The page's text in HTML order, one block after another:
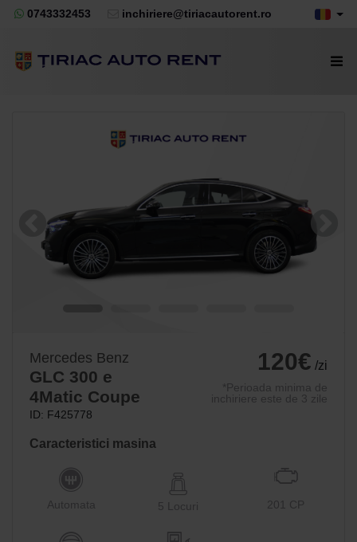
0743332453 inchiriere@tiriacautorent.ro
Mercedes Benz
GLC 300 e
4Matic Coupe
ID: F425778
120€ /zi
*Perioada minima de
inchiriere este de 3 zile
Caracteristici masina
Automata 5 Locuri 201 CP